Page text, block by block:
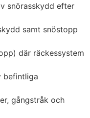
snörasskydd efter
samt snöstopp
där räckessystem
befintliga
gångstråk och